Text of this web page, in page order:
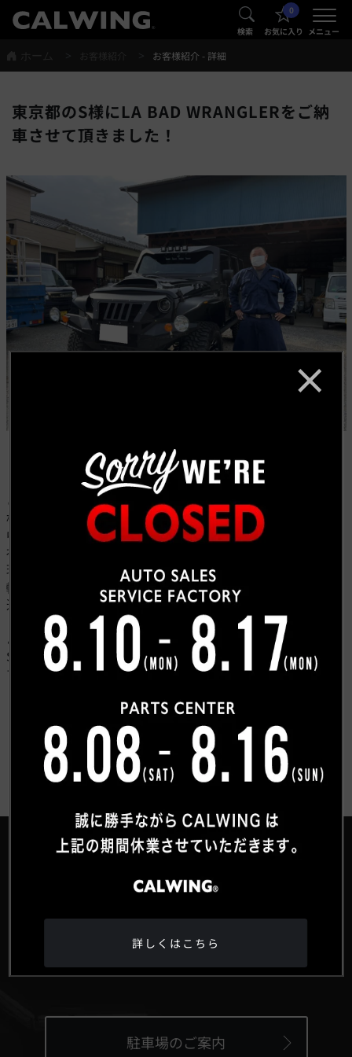
® 検索
0
お気に入り メニュー
®
お客様紹介 - 詳細
東京都のS様にLA BAD WRANGLERをご納
車させて頂きました！
ご自宅も近いので昔から弊社を知っていて下さったS
様、ラングラーをお探しして下さっておりましたが、
中々好みのカスタムをされているラングラーが無くと弊
社にご来店頂きました。
現車を見て頂き、ここまでイメージ通りのカッコよい車
輛だと困るな～！(笑)とご即決頂きました。
追加でカスタムのご依頼も頂き、ご納車の際は、長年欲
しかったからキャルウイングさんに任せて良かった
よ！！とお褒めのお言葉も頂きました。
S様、この度は弊社をご用命頂き誠に有難う御座いま
す。今後とも宜しくお願い致します！
お客様紹介一覧にもどる
〒359-0027 埼玉県所沢市松郷342-6
Google Maps
駐車場のご案内
詳しくはこちら